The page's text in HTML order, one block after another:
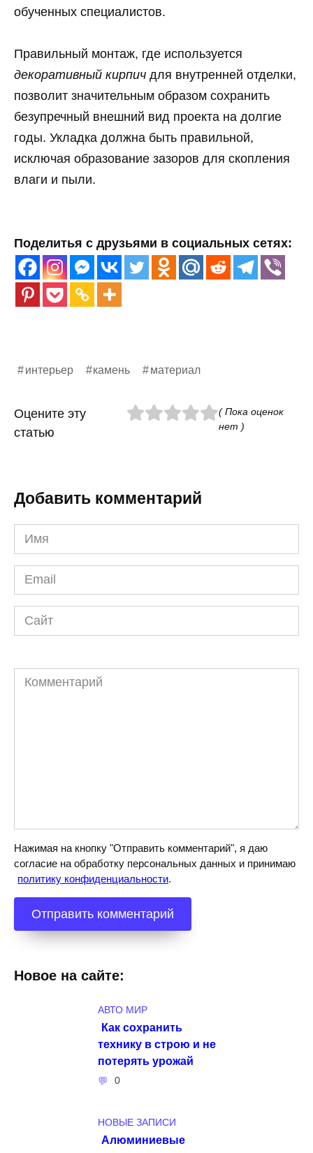
обученных специалистов.
Правильный монтаж, где используется
декоративный кирпич для внутренней отделки,
позволит значительным образом сохранить
безупречный внешний вид проекта на долгие
годы. Укладка должна быть правильной,
исключая образование зазоров для скопления
влаги и пыли.
Поделитья с друзьями в социальных сетях:
интерьер камень материал
Оцените эту
статью
( Пока оценок
нет )
Добавить комментарий
Имя
*
Email
*
Сайт
Комментарий
Нажимая на кнопку "Отправить комментарий", я даю
согласие на обработку персональных данных и принимаю
политику конфиденциальности.
Новое на сайте:
АВТО МИР
Как сохранить
технику в строю и не
потерять урожай
0
НОВЫЕ ЗАПИСИ
Алюминиевые